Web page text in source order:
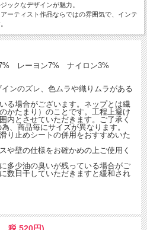
ックなデザインが魅力。
ーティスト作品ならではの雰囲気で、インテ
レーヨン7% ナイロン3%
ンのズレ、色ムラや織りムラがある
る場合がございます。ネップとは繊
かたまり）のことです。工程上避け
内とさせていただきます。ご了承く
、商品毎にサイズが異なります。
り止めシートの併用をおすすめいた
や壁の仕様をお確かめの上ご使用く
多少油の臭いが残っている場合がご
数日干していただきますと緩和され
税 520円)